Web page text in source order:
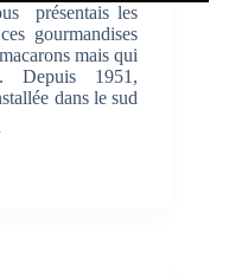
présentais les
gourmandises
mais qui
Depuis 1951,
dans le sud